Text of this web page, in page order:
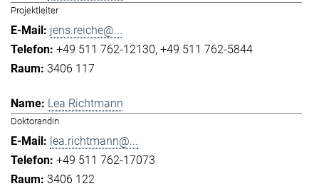
Projektleiter
jens.reiche@...
+49 511 762-12130 +49 511 762-5844
3406 117
Lea Richtmann
Doktorandin
lea.richtmann@...
+49 511 762-17073
3406 122